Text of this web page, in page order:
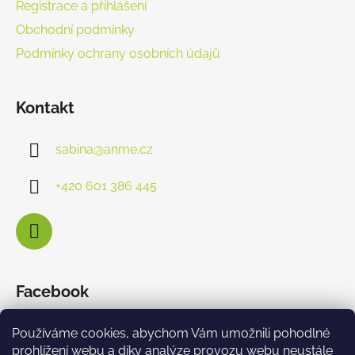
Používáme cookies, abychom Vám umožnili pohodlné
prohlížení webu a díky analýze provozu webu neustále
Registrace a přihlášení
Obchodní podmínky
Podmínky ochrany osobních údajů
Kontakt
sabina@anme.cz
+420 601 386 445
Facebook